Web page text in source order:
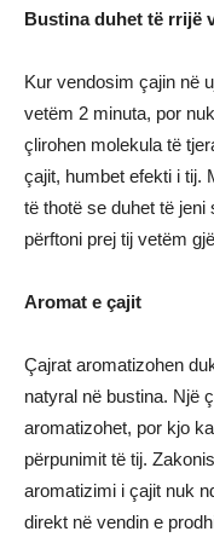
Bustina duhet të rrijë
Kur vendosim çajin në
vetëm 2 minuta, por
çlirohen molekula të
çajit, humbet efekti i tij.
të thotë se duhet të
përftoni prej tij vetëm
Aromat e çajit
Çajrat aromatizohen
natyral në bustina. Një
aromatizohet, por kjo
përpunimit të tij.
aromatizimi i çajit nuk
direkt në vendin e